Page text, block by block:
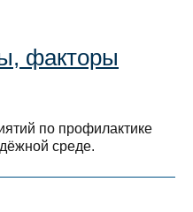
факторы
по профилактике
среде.